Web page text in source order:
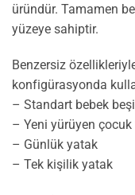
üründür. Tamamen
yüzeye sahiptir.
Benzersiz
konfigürasyonda
– Standart bebek
– Yeni yürüyen çocuk
– Günlük yatak
– Tek kişilik yatak